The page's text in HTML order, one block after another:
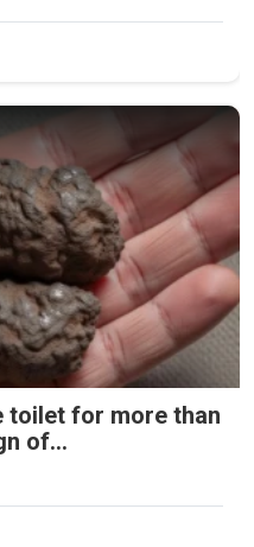
toilet for more than
of...